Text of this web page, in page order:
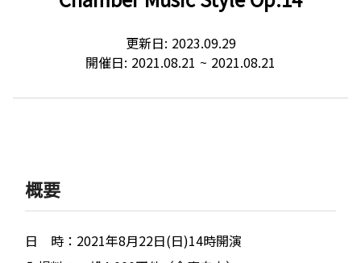
更新日: 2023.09.29
開催日: 2021.08.21 ~ 2021.08.21
概要
日 時：2021年8月22日(日)14時開演